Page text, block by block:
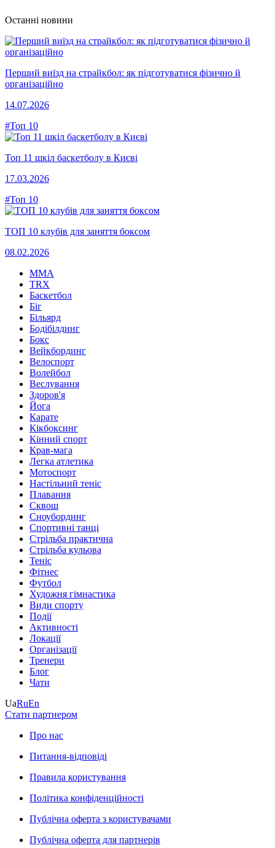
Останні новини
Перший виїзд на страйкбол: як підготуватися фізично й
організаційно
14.07.2026
#Топ 10
Топ 11 шкіл баскетболу в Києві
17.03.2026
#Топ 10
ТОП 10 клубів для заняття боксом
08.02.2026
MMA
TRX
Баскетбол
Біг
Більярд
Бодібілдинг
Бокс
Вейкбординг
Велоспорт
Волейбол
Веслування
Здоров'я
Йога
Карате
Кікбоксинг
Кінний спорт
Крав-мага
Легка атлетика
Мотоспорт
Настільний теніс
Плавання
Сквош
Сноубординг
Спортивні танці
Стрільба практична
Стрільба кульова
Теніс
Фітнес
Футбол
Художня гімнастика
Види спорту
Події
Активності
Локації
Організації
Тренери
Блог
Чати
UaRuEn
Стати партнером
Про нас
Питання-відповіді
Правила користування
Політика конфіденційності
Публічна оферта з користувачами
Публічна оферта для партнерів